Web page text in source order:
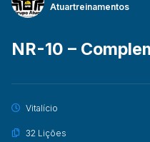
Atuartreinamentos
NR-10 –
Vitalício
32 Lições